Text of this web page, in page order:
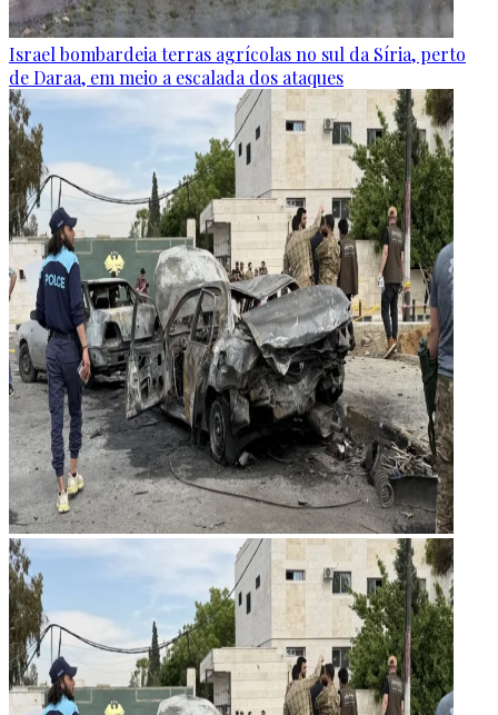
Israel bombardeia terras agrícolas no sul da Síria, perto
de Daraa, em meio a escalada dos ataques